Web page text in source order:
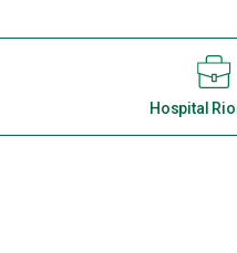
Hospital